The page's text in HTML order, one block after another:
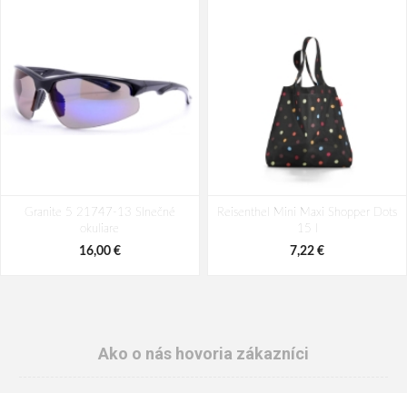
Granite 5 21747-13 Slnečné
okuliare
16,00 €
Reisenthel Mini Maxi Shopper Dots
15 l
7,22 €
Ako o nás hovoria zákazníci